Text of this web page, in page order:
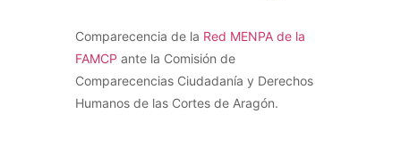
Comparecencia de la Red MENPA de la
FAMCP ante la Comisión de
Comparecencias Ciudadanía y Derechos
Humanos de las Cortes de Aragón.